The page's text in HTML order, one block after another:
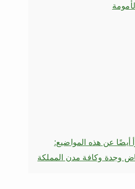
أيضًا عن هذه المواضيع:
وجدة وكافة مدن المملكة